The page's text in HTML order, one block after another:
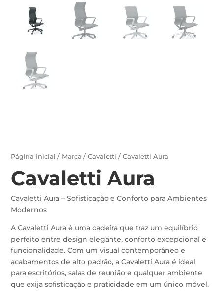
Página Inicial / Marca /Cavaletti / Cavaletti Aura
Cavaletti Aura
Cavaletti Aura – Sofisticação e Conforto para Ambientes
Modernos
A Cavaletti Aura é uma cadeira que traz um equilíbrio
perfeito entre design elegante, conforto excepcional e
funcionalidade. Com um visual contemporâneo e
acabamentos de alto padrão, a Cavaletti Aura é ideal
para escritórios, salas de reunião e qualquer ambiente
que exija sofisticação e praticidade em um único móvel.